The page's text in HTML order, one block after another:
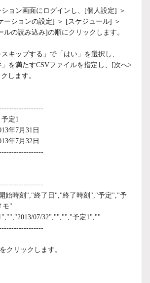
ョン画面にログインし、[個人設定] ＞
ーションの設定] ＞ [スケジュール] ＞
ルの読み込み]の順にクリックします。
スキップする」で「はい」を選択し、
」を満たすCSVファイルを指定し、[次へ>
します。
定1
年7月31日
年7月32日
始時刻","終了日","終了時刻","予定","予
モ"
07/32","","","予定1",""
クリックします。